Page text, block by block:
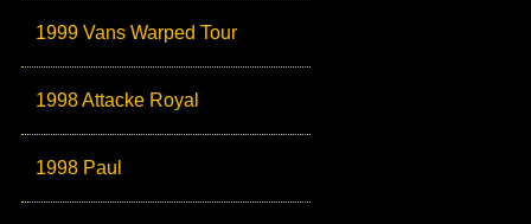
1999 Vans Warped Tour
1998 Attacke Royal
1998 Paul